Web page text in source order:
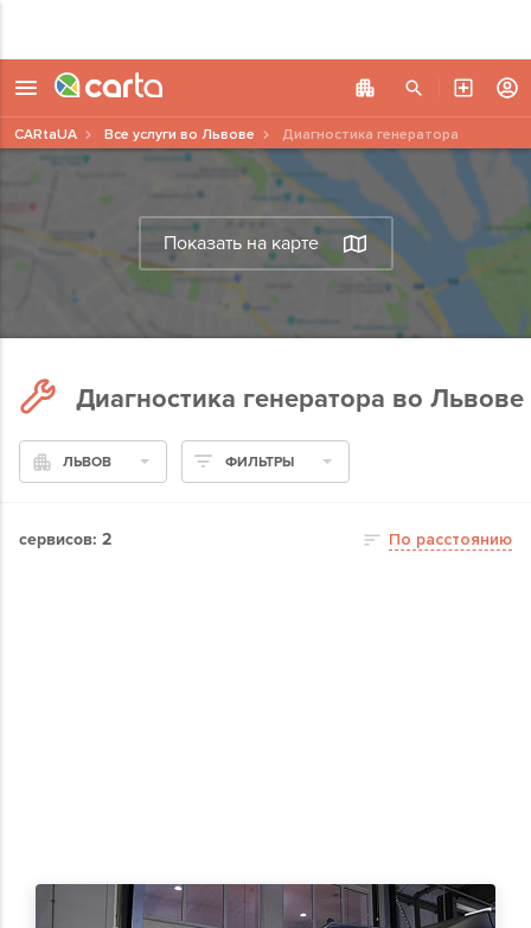
Показать на карте
CARtaUA Все услуги во Львове Диагностика генератора
Диагностика генератора во Львове
ЛЬВОВ ФИЛЬТРЫ
сервисов: 2 По расстоянию